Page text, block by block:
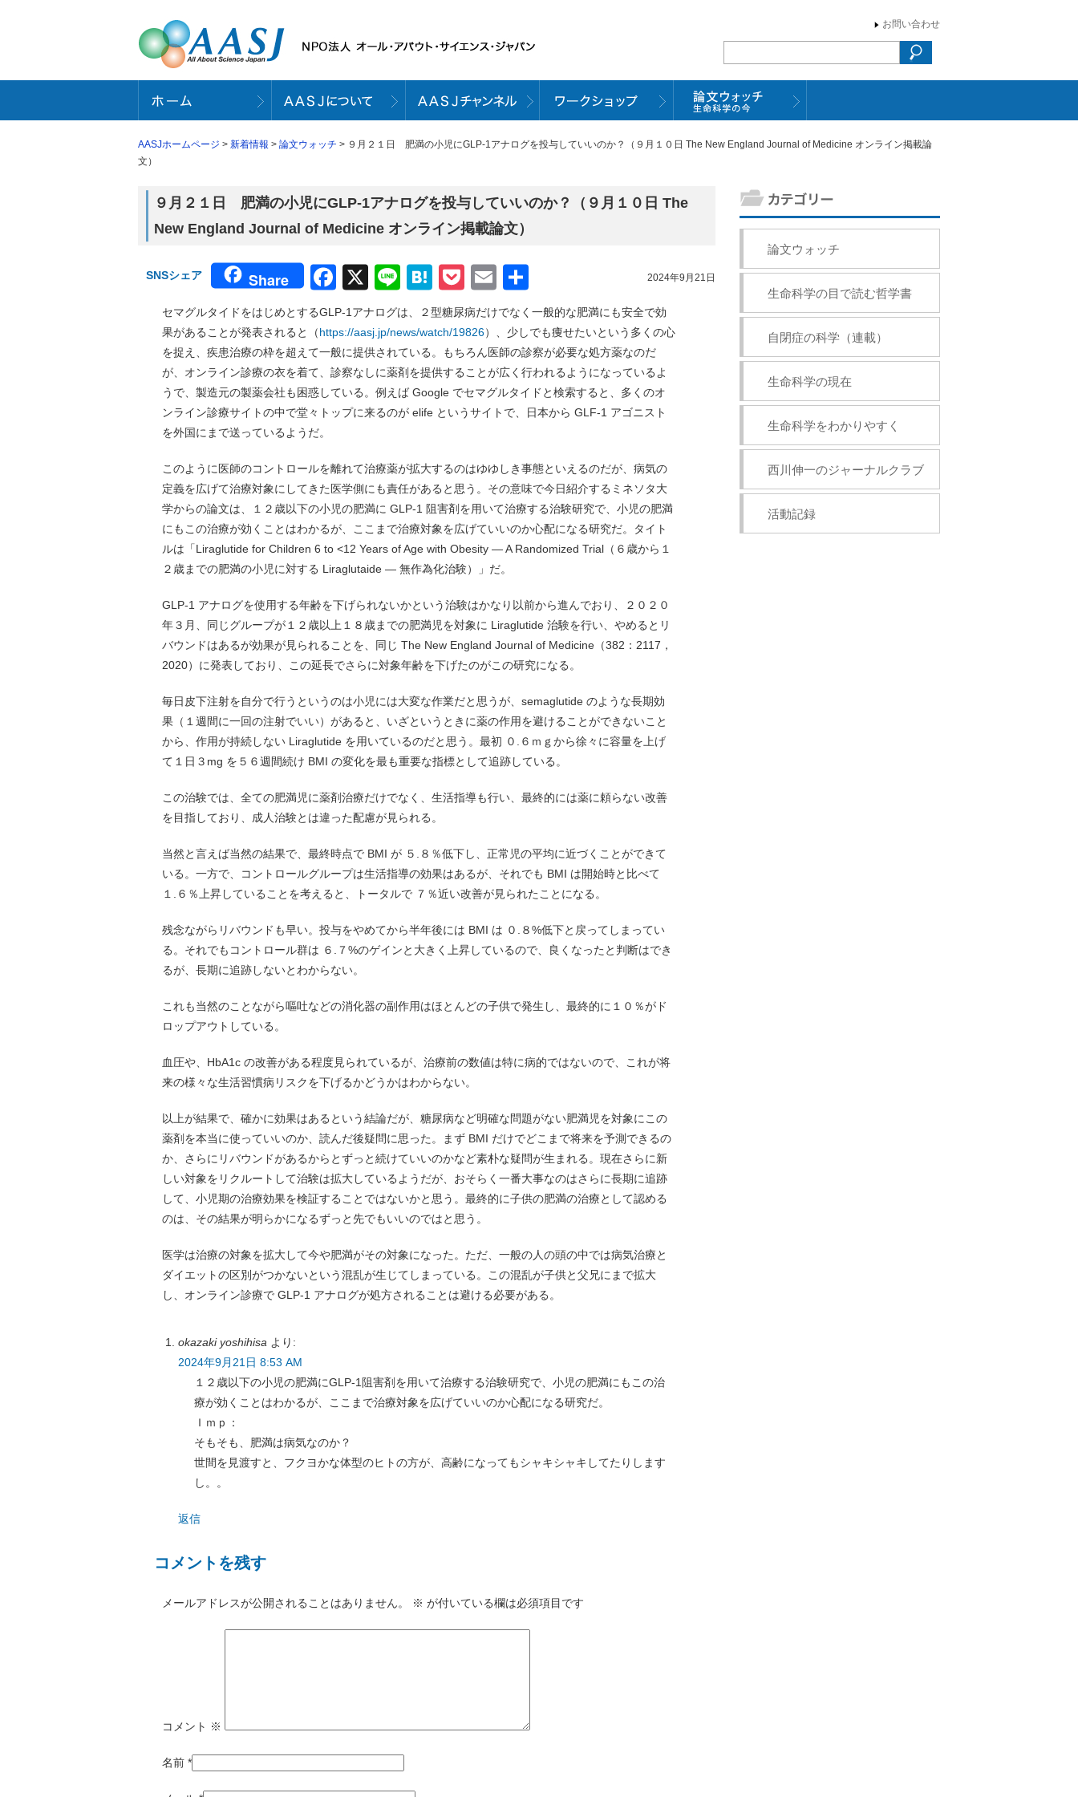
お問い合わせ
AASJホームページ > 新着情報 > 論文ウォッチ > ９月２１日 肥満の小児にGLP-1アナログを投与していいのか？（９月１０日 The New England Journal of Medicine オンライン掲載論
文）
９月２１日 肥満の小児にGLP-1アナログを投与していいのか？（９月１０日 The
New England Journal of Medicine オンライン掲載論文）
2024年9月21日
SNSシェア Share Facebook
X LineHatena
Pocket
Email
有
セマグルタイドをはじめとするGLP-1アナログは、２型糖尿病だけでなく一般的な肥満にも安全で効
果があることが発表されると（https://aasj.jp/news/watch/19826）、少しでも痩せたいという多くの心
を捉え、疾患治療の枠を超えて一般に提供されている。もちろん医師の診察が必要な処方薬なのだ
が、オンライン診療の衣を着て、診察なしに薬剤を提供することが広く行われるようになっているよ
うで、製造元の製薬会社も困惑している。例えば Google でセマグルタイドと検索すると、多くのオ
ンライン診療サイトの中で堂々トップに来るのが elife というサイトで、日本から GLF-1 アゴニスト
を外国にまで送っているようだ。
このように医師のコントロールを離れて治療薬が拡大するのはゆゆしき事態といえるのだが、病気の
定義を広げて治療対象にしてきた医学側にも責任があると思う。その意味で今日紹介するミネソタ大
学からの論文は、１２歳以下の小児の肥満に GLP-1 阻害剤を用いて治療する治験研究で、小児の肥満
にもこの治療が効くことはわかるが、ここまで治療対象を広げていいのか心配になる研究だ。タイト
ルは「Liraglutide for Children 6 to <12 Years of Age with Obesity — A Randomized Trial（６歳から１
２歳までの肥満の小児に対する Liraglutaide ― 無作為化治験）」だ。
GLP-1 アナログを使用する年齢を下げられないかという治験はかなり以前から進んでおり、２０２０
年３月、同じグループが１２歳以上１８歳までの肥満児を対象に Liraglutide 治験を行い、やめるとリ
バウンドはあるが効果が見られることを、同じ The New England Journal of Medicine（382：2117，
2020）に発表しており、この延長でさらに対象年齢を下げたのがこの研究になる。
毎日皮下注射を自分で行うというのは小児には大変な作業だと思うが、semaglutide のような長期効
果（１週間に一回の注射でいい）があると、いざというときに薬の作用を避けることができないこと
から、作用が持続しない Liraglutide を用いているのだと思う。最初 ０.６ｍｇから徐々に容量を上げ
て１日３mg を５６週間続け BMI の変化を最も重要な指標として追跡している。
この治験では、全ての肥満児に薬剤治療だけでなく、生活指導も行い、最終的には薬に頼らない改善
を目指しており、成人治験とは違った配慮が見られる。
当然と言えば当然の結果で、最終時点で BMI が ５.８％低下し、正常児の平均に近づくことができて
いる。一方で、コントロールグループは生活指導の効果はあるが、それでも BMI は開始時と比べて
１.６％上昇していることを考えると、トータルで ７％近い改善が見られたことになる。
残念ながらリバウンドも早い。投与をやめてから半年後には BMI は ０.８%低下と戻ってしまってい
る。それでもコントロール群は ６.７%のゲインと大きく上昇しているので、良くなったと判断はでき
るが、長期に追跡しないとわからない。
これも当然のことながら嘔吐などの消化器の副作用はほとんどの子供で発生し、最終的に１０％がド
ロップアウトしている。
血圧や、HbA1c の改善がある程度見られているが、治療前の数値は特に病的ではないので、これが将
来の様々な生活習慣病リスクを下げるかどうかはわからない。
以上が結果で、確かに効果はあるという結論だが、糖尿病など明確な問題がない肥満児を対象にこの
薬剤を本当に使っていいのか、読んだ後疑問に思った。まず BMI だけでどこまで将来を予測できるの
か、さらにリバウンドがあるからとずっと続けていいのかなど素朴な疑問が生まれる。現在さらに新
しい対象をリクルートして治験は拡大しているようだが、おそらく一番大事なのはさらに長期に追跡
して、小児期の治療効果を検証することではないかと思う。最終的に子供の肥満の治療として認める
のは、その結果が明らかになるずっと先でもいいのではと思う。
医学は治療の対象を拡大して今や肥満がその対象になった。ただ、一般の人の頭の中では病気治療と
ダイエットの区別がつかないという混乱が生じてしまっている。この混乱が子供と父兄にまで拡大
し、オンライン診療で GLP-1 アナログが処方されることは避ける必要がある。
okazaki yoshihisa より:
2024年9月21日 8:53 AM
１２歳以下の小児の肥満にGLP-1阻害剤を用いて治療する治験研究で、小児の肥満にもこの治
療が効くことはわかるが、ここまで治療対象を広げていいのか心配になる研究だ。
Ｉｍｐ：
そもそも、肥満は病気なのか？
世間を見渡すと、フクヨかな体型のヒトの方が、高齢になってもシャキシャキしてたりします
し。。
返信
コメントを残す
メールアドレスが公開されることはありません。 ※ が付いている欄は必須項目です
コメント ※
名前 *
論文ウォッチ
生命科学の目で読む哲学書
自閉症の科学（連載）
生命科学の現在
生命科学をわかりやすく
西川伸一のジャーナルクラブ
活動記録